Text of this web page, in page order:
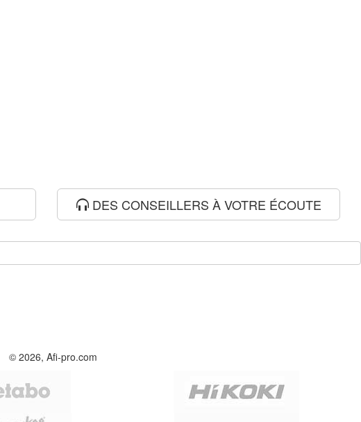
DES CONSEILLERS À VOTRE ÉCOUTE
© 2026, Afi-pro.com